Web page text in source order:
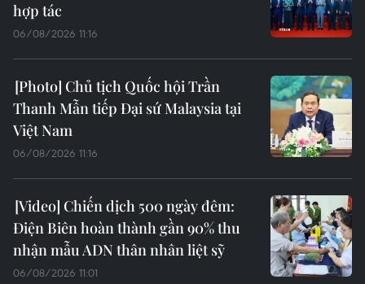
hợp tác
06/08/2026 11:16
Chủ tịch Quốc hội Trần
Thanh Mẫn tiếp Đại sứ Malaysia tại
Việt Nam
06/08/2026 11:16
Chiến dịch 500 ngày đêm:
Điện Biên hoàn thành gần 90% thu
nhận mẫu ADN thân nhân liệt sỹ
06/08/2026 11:01